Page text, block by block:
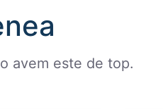
avem este de top.